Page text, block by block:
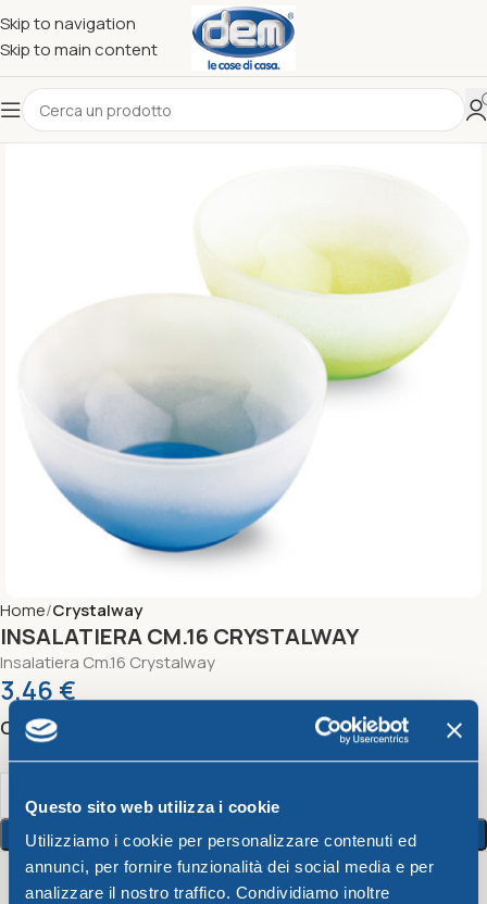
Questo sito web utilizza i cookie
Utilizziamo i cookie per personalizzare contenuti ed
annunci, per fornire funzionalità dei social media e per
analizzare il nostro traffico. Condividiamo inoltre
Skip to navigation
Skip to main content
Home Crystalway
INSALATIERA CM.16 CRYSTALWAY
Insalatiera Cm.16 Crystalway
3,46 €
Color
Aggiungi Al Carrello
Peso Color Capacità